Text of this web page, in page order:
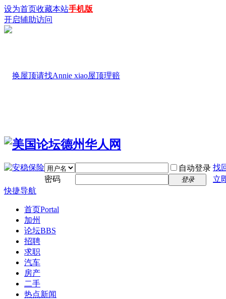
设为首页收藏本站手机版
开启辅助访问
自动登录 找
密码
登录
立
快捷导航
首页Portal
加州
论坛BBS
招聘
求职
汽车
房产
二手
热点新闻